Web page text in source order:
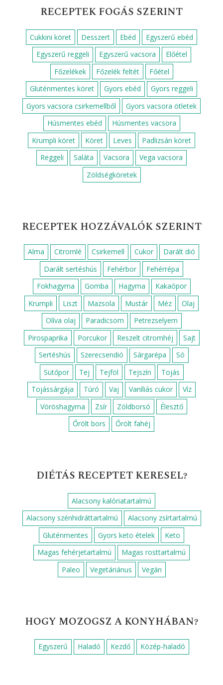
RECEPTEK FOGÁS SZERINT
Cukkini köret Desszert Ebéd
Egyszerű ebéd
Egyszerű reggeli
Egyszerű vacsora
Előétel
Főzelékek
Főzelék feltét
Főétel
Gluténmentes köret
Gyors ebéd
Gyors reggeli
Gyors vacsora csirkemellből
Gyors vacsora ötletek
Húsmentes ebéd
Húsmentes vacsora
Krumpli köret
Köret Leves
Padlizsán köret
Reggeli
Saláta Vacsora
Vega vacsora
Zöldségköretek
RECEPTEK HOZZÁVALÓK SZERINT
Alma Citromlé Csirkemell Cukor
Darált dió
Darált sertéshús
Fehérbor
Fehérrépa
Fokhagyma
Gomba Hagyma
Kakaópor
Krumpli
Liszt Mazsola Mustár Méz
Olaj
Olíva olaj
Paradicsom
Petrezselyem
Pirospaprika
Porcukor Reszelt citromhéj
Sajt
Sertéshús
Szerecsendió Sárgarépa
Só
Sütőpor
Tej Tejföl Tejszín
Tojás
Tojássárgája
Túró Vaj Vaníliás cukor
Víz
Vöröshagyma
Zsír Zöldborsó
Élesztő
Őrölt bors
Őrölt fahéj
DIÉTÁS RECEPTET KERESEL?
Alacsony kalóriatartalmú
Alacsony szénhidráttartalmú
Alacsony zsírtartalmú
Gluténmentes
Gyors keto ételek
Keto
Magas fehérjetartalmú
Magas rosttartalmú
Paleo
Vegetáriánus Vegán
HOGY MOZOGSZ A KONYHÁBAN?
Egyszerű Haladó Kezdő Közép-haladó